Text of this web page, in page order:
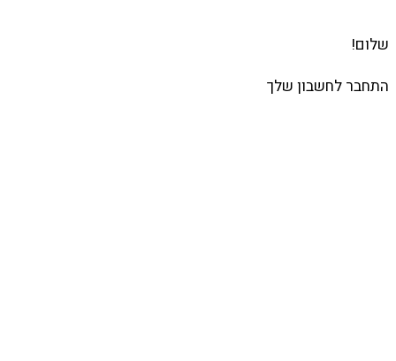
שלום!
התחבר לחשבון שלך